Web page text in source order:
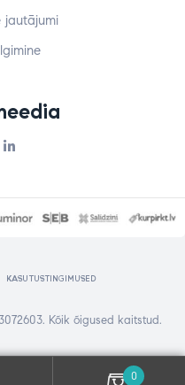
jautājumi
KASUTUSTINGIMUSED
Kõik õigused kaitstud.
0